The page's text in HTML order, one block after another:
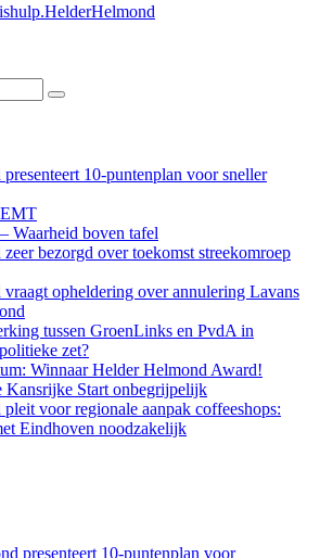
10-puntenplan voor sneller
Waarheid boven tafel
bezorgd over toekomst streekomroep
opheldering over annulering Lavans
tussen GroenLinks en PvdA in
zet?
Winnaar Helder Helmond Award!
Kansrijke Start onbegrijpelijk
voor regionale aanpak coffeeshops:
Eindhoven noodzakelijk